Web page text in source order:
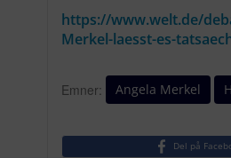
https://www.welt.de/
Merkel-laesst-es-
Emner: Angela Merkel
Del på